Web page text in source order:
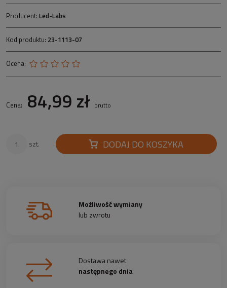
Producent: Led-Labs
Kod produktu: 23-1113-07
Ocena:
Cena: 84,99 zł brutto
szt. DODAJ DO KOSZYKA
Możliwość wymiany
lub zwrotu
Dostawa nawet
następnego dnia